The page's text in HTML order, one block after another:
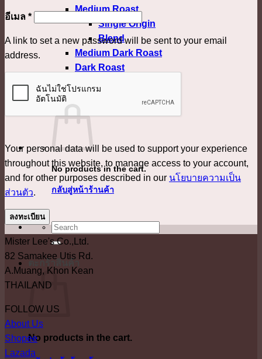
Medium Roast
Single Origin
Blend
Medium Dark Roast
Dark Roast
Confirm Payment
เข้าสู่ระบบ
No products in the cart.
กลับสู่หน้าร้านค้า
ค้นหา:
No products in the cart.
อีเมล *ต้องการ
A link to set a new password will be sent to your email
address.
Your personal data will be used to support your experience
throughout this website, to manage access to your account,
and for other purposes described in our นโยบายความเป็น
ส่วนตัว.
ลงทะเบียน
Mister Lee's Co.,Ltd.
82 Samakee Utis Rd.
A.Muang, Khon Kean
THAILAND
FOLLOW US
About Us
Shopee
Lazada